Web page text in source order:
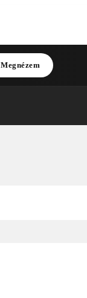
Megnézem